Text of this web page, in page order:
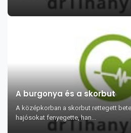
A burgonya és a skorbut
A középkorban a skorbut rettegett
hajósokat fenyegette, han...